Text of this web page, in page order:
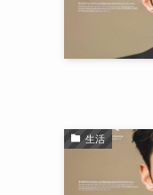
生活